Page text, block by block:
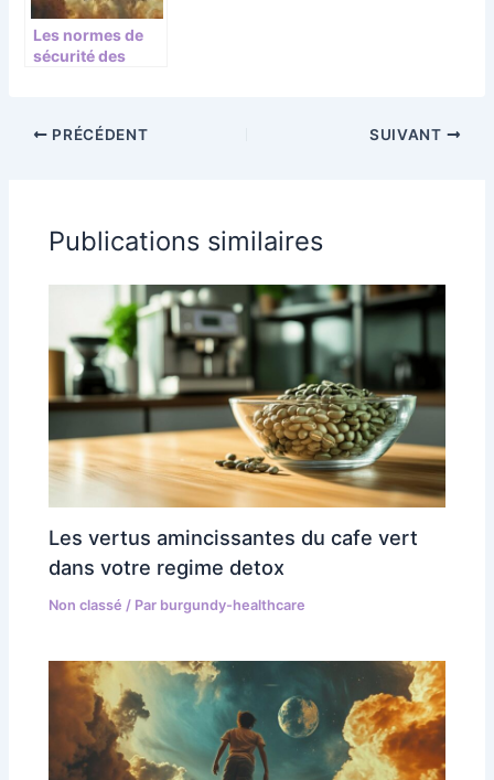
Les normes de
sécurité des
PRÉCÉDENT SUIVANT
Publications similaires
Les vertus amincissantes du cafe vert
dans votre regime detox
Non classé / Par burgundy-healthcare